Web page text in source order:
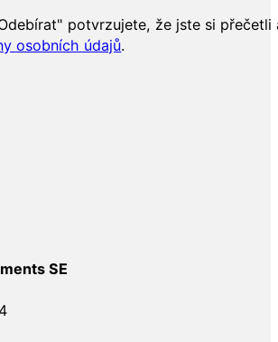
potvrzujete, že jste si přečetli
osobních údajů.
SE